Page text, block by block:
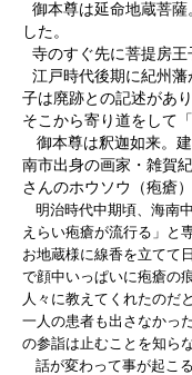
御本尊は延命地蔵菩薩
した。
寺のすぐ先に菩提房王
江戸時代後期に紀州
子は廃跡との記述があ
そこから寄り道をして
御本尊は釈迦如来。
南市出身の画家・雑賀
さんのホウソウ（疱瘡
明治時代中期頃、海南
えらい疱瘡が流行る」と
お地蔵様に線香を立てて
で顔中いっぱいに疱瘡の
人々に教えてくれたのだ
一人の患者も出さなかっ
の参詣は止むことを知ら
話が変わって事が起こ